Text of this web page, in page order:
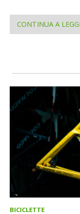
CONTINUA A
BICICLETTE